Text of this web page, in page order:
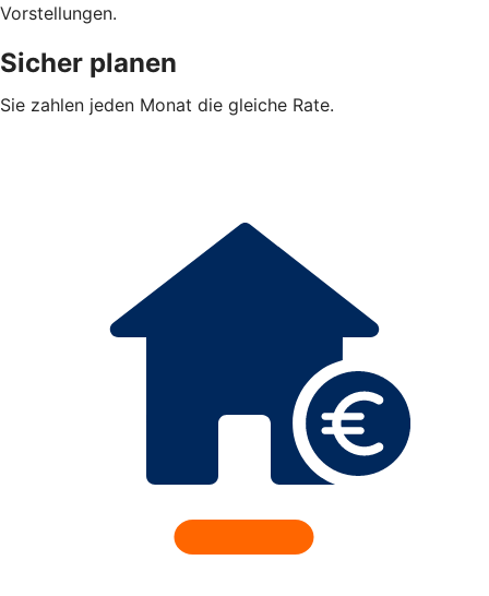
Vorstellungen.
Sicher planen
Sie zahlen jeden Monat die gleiche Rate.